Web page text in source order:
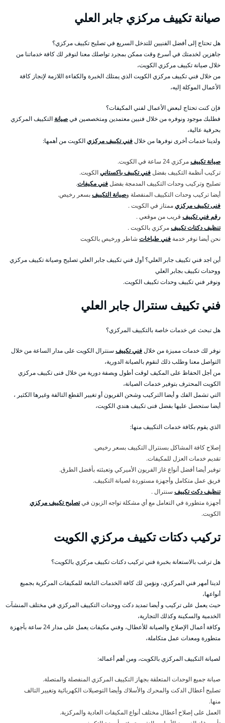
صيانة تكييف مركزي جابر العلي
هل تحتاج إلى أفضل الفنيين للتدخل السريع في تصليح تكييف مركزي؟
جاهزين لخدمتك في أسرع وقت ممكن بمجرد تواصلك معنا لنوفر لك كافة خدماتنا من
خلال صيانة تكييف مركزي الكويت،
من خلال فني تكييف مركزي الكويت الذي يمتلك الخبرة والكفاءة اللازمة لإنجاز كافة
الأعمال الموكلة إليه،
فإن كنت تحتاج لبعض الأعمال لفني المكيفات؟
فطلبك موجود ونوفره من خلال فنيين معتمدين ومتخصصين فيصيانة التكييف المركزي
بحرفية عالية،
ولدينا خدمات أخرى نوفرها من خلالفني تكييف مركزيالكويت من أهمها:
صيانة تكييفمركزي 24 ساعة في الكويت.
تركيب أنظمة التكييف بفضلفني تكييف باكستانيالكويت.
تصليح وتركيب وحدات التكييف المدمجة بفضلفني مكيفات.
أيضا تركيب وحدات التكييف المنفصلة وصيانة التكييفبسعر رخيص.
فنى تكييف مركزيممتاز في الكويت .
رقم فني تكييف قريب من موقعي .
تنظيف دكتات تكييفمركزي بالكويت .
نحن أيضا نوفر خدمة فني طباخات شاطر ورخيص بالكويت
أين اجد فني تكييف جابر العلي؟ أول فني تكييف جابر العلي تصليح وصيانة تكييف مركزي
ووحدات تكييف بجابر العلي
ونوفر فني تكييف وحدات تكييف الكويت.
فني تكييف سنترال جابر العلي
هل تبحث عن خدمات خاصة بالتكييف المركزي؟
نوفر لك خدمات مميزة من خلالفني تكييف سنترال الكويت على مدار الساعة من خلال
التواصل معنا وطلب ذلك لنقوم بالصيانة الدورية،
من أجل الحفاظ على المكيف لوقت أطول وبصفة دورية من خلال فنى تكييف مركزي
الكويت المحترف بتوفير خدمات الصيانة،
التي تشمل الفك و أيضا التركيب وشحن الفريون أو تغيير القطع التالفة وغيرها الكثير ،
أيضا ستحصل عليها بفضل فنى تكييف هندي الكويت،
الذي يقوم بكافة خدمات التكييف منها:
إصلاح كافة المشاكل بسنترال التكييف بسعر رخيص.
تقديم خدمات العزل للمكيفات.
توفير أيضا أفضل أنواع غاز الفريون الأميركي وتعبئته بأفضل الطرق.
فريق عمل متكامل وأجهزة مستوردة لصيانة التكييف.
تنظيف دكت تكييف سنترال .
أجهزة متطورة في التعامل مع أي مشكلة تواجه الزبون فيتصليح تكييف مركزي
الكويت.
تركيب دكتات تكييف مركزي الكويت
هل ترغب بالاستعانة بخبرة فني تركيب دكتات تكييف مركزي بالكويت؟
لدينا أمهر فني المركزي، ونؤمن لك كافة الخدمات التابعة للمكيفات المركزية بجميع
أنواعها،
حيث يعمل على تركيب و أيضا تمديد دكت ووحدات التكييف المركزي في مختلف المنشآت
الخدمية والسكينة وكذلك التجارية،
وكافة أعمال الإصلاح والصيانة للأعطال، وفني مكيفات يعمل على مدار 24 ساعة بأجهزة
متطورة ومعدات عمل متكاملة،
لصيانة التكييف المركزي بالكويت، ومن أهم أعماله:
صيانة جميع الوحدات المتعلقة بجهاز التكييف المركزي المنفصلة والمتصلة.
تصليح أعطال الدكت والمحرك والأسلاك وأيضا التوصيلات الكهربائية وتغيير التالف
منها.
العمل على إصلاح أعطال مختلف أنواع المكيفات العادية والمركزية.